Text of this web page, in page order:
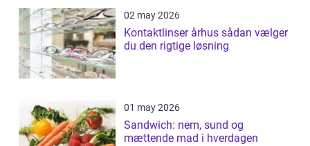
02 may 2026
Kontaktlinser århus sådan vælger
du den rigtige løsning
01 may 2026
Sandwich: nem, sund og
mættende mad i hverdagen